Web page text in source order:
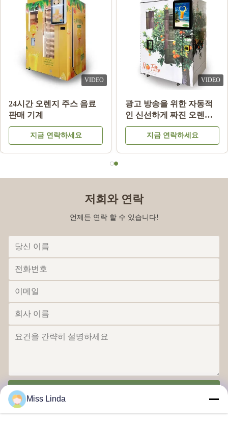
VIDEO
24시간 오렌지 주스 음료
판매 기계
지금 연락하세요
VIDEO
광고 방송을 위한 자동적
인 신선하게 짜진 오렌지
주스 자동 판매기
지금 연락하세요
저희와 연락
언제든 연락 할 수 있습니다!
Miss Linda